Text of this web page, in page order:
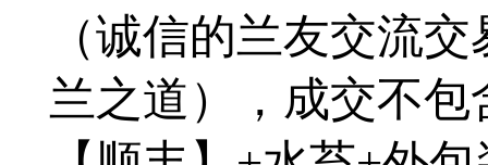
（诚信的兰友交流
兰之道），成交不